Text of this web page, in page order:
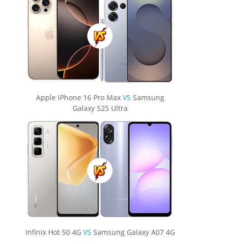
Apple iPhone 16 Pro Max VS Samsung
Galaxy S25 Ultra
Infinix Hot 50 4G VS Samsung Galaxy A07 4G